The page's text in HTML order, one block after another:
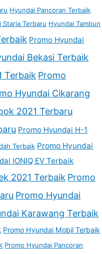
Hyundai Pancoran Terbaik
Staria Terbaru Hyundai Tambun
Promo Hyundai
Bekasi Terbaik
Terbaik Promo
Hyundai Cikarang
2021 Terbaru
Promo Hyundai H-1
Terbaik Promo Hyundai
IONIQ EV Terbaik
2021 Terbaik Promo
Promo Hyundai
Karawang Terbaik
Promo Hyundai Mobil Terbaik
Promo Hyundai Pancoran